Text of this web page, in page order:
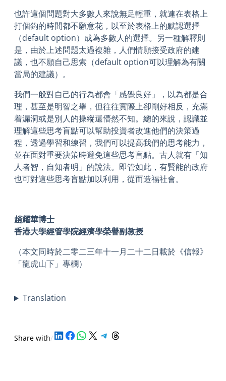
也許這個問題對大多數人來說無足輕重，就連在表格上
打個鈎的時間都不願意花，以至於表格上的默認選擇
（default option）成為多數人的選擇。另一種解釋則
是，由於上述問題太過複雜，人們情願接受政府的建
議，也不願自己思索（default option可以理解為有關
當局的建議）。
我們一般對自己的行為都會「感覺良好」，以為都是合
理，甚至是明智之舉，但往往實際上卻剛好相反，充滿
着漏洞或是別人的操縱還懵然不知。總的來說，認識並
理解這些思考盲點可以幫助投資者改進他們的決策過
程，透過學習和練習，我們可以提高我們的思考能力，
並在面對重要決策時避免這些思考盲點。古人就有「知
人者智，自知者明」的說法。即管如此，有賢能的政府
也可對這些思考盲點加以利用，從而造福社會。
趙耀華博士
香港大學經管學院經濟學榮譽副教授
（本文同時於二零二三年十一月二十二日載於《信報》
「龍虎山下」專欄）
Translation
Share with/Share on LinkedIn Share on Facebook Share on WhatsApp Share on X Share on Telegram Share on Threads